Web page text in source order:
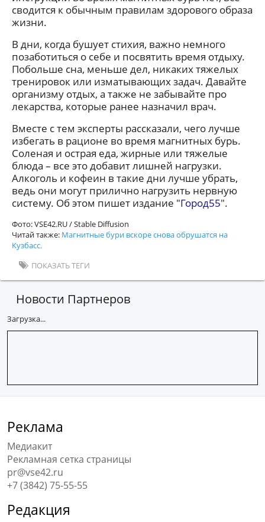
сводится к обычным правилам здорового образа
жизни.
В дни, когда бушует стихия, важно немного
позаботиться о себе и посвятить время отдыху.
Побольше сна, меньше дел, никаких тяжелых
тренировок или изматывающих задач. Давайте
организму отдых, а также не забывайте про
лекарства, которые ранее назначил врач.
Вместе с тем эксперты рассказали, чего лучше
избегать в рационе во время магнитных бурь.
Соленая и острая еда, жирные или тяжелые
блюда – все это добавит лишней нагрузки.
Алкоголь и кофеин в такие дни лучше убрать,
ведь они могут прилично нагрузить нервную
систему. Об этом пишет издание "Город55".
Фото: VSE42.RU / Stable Diffusion
Читай также: Магнитные бури вскоре снова обрушатся на
Кузбасс.
ПОКАЗАТЬ ТЕГИ
Новости Партнеров
Загрузка...
Реклама
Медиакит
Рекламная сетка страницы
pr@vse42.ru
+7 (3842) 75-55-55
Редакция